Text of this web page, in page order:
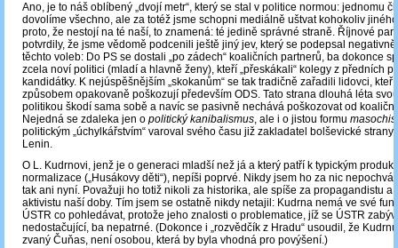
Ano, je to náš oblíbený „dvojí metr“, který se stal v politice normou: jednomu
dovolíme všechno, ale za totéž jsme schopni mediálně uštvat kohokoliv
proto, že nestojí na té naší, to znamená: té jedině správné straně. Říjnové
potvrdily, že jsme vědomě podcenili ještě jiný jev, který se podepsal
těchto voleb: Do PS se dostali „po zádech“ koaličních partnerů, ba dokonce
zcela noví politici (mladí a hlavně ženy), kteří „přeskákali“ kolegy z předních
kandidátky. K nejúspěšnějším „skokanům“ se tak tradičně zařadili lidovci, kteří
způsobem opakovaně poškozují především ODS. Tato strana dlouhá léta
politikou škodí sama sobě a navíc se pasivně nechává poškozovat od
Nejedná se zdaleka jen o politický kanibalismus, ale i o jistou formu
politickým „úchylkářstvím“ varoval svého času již zakladatel bolševické strany
Lenin.
O L. Kudrnovi, jenž je o generaci mladší než já a který patří k typickým
normalizace („Husákovy děti“), nepíši poprvé. Nikdy jsem ho za nic
tak ani nyní. Považuji ho totiž nikoli za historika, ale spíše za propagandistu a
aktivistu naší doby. Tím jsem se ostatně nikdy netajil: Kudrna nemá ve své
ÚSTR co pohledávat, protože jeho znalosti o problematice, jíž se ÚSTR
nedostačující, ba nepatrné. (Dokonce i „rozvědčík z Hradu“ usoudil, že
zvaný Čuňas, není osobou, která by byla vhodná pro povýšení.)